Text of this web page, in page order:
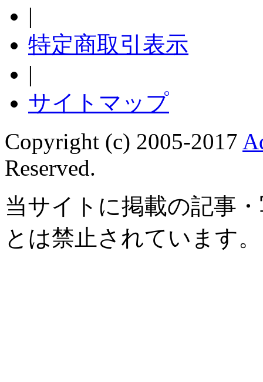
|
特定商取引表示
|
サイトマップ
Copyright (c) 2005-2017
Reserved.
当サイトに掲載の記事
とは禁止されています。